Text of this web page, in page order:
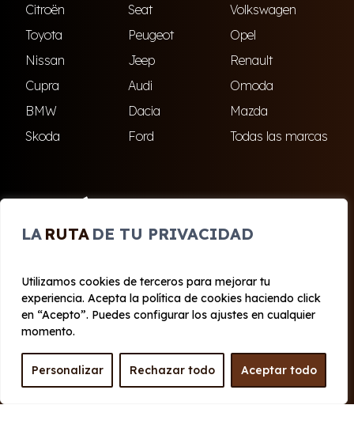
LA RUTA DE TU PRIVACIDAD
Utilizamos cookies de terceros para mejorar tu
experiencia. Acepta la política de cookies haciendo click
en “Acepto”. Puedes configurar los ajustes en cualquier
momento.
Personalizar Rechazar todo Aceptar todo
Citroën
Seat
Volkswagen
Toyota
Peugeot
Opel
Nissan
Jeep
Renault
Cupra
Audi
Omoda
BMW
Dacia
Mazda
Skoda
Ford Todas las marcas
El Ejido Roquetas de Mar
© 2020 - 2026 Cabo Renting
Aviso legal y Privacidad